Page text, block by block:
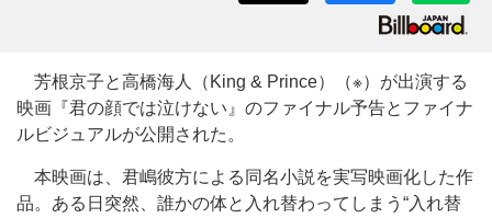
芳根京子と高橋海人（King & Prince）（※）が出演する
映画『君の顔では泣けない』のファイナル予告とファイナ
ルビジュアルが公開された。
本映画は、君嶋彼方による同名小説を実写映画化した作
品。ある日突然、誰かの体と入れ替わってしまう“入れ替